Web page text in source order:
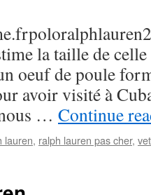
la taille de
oeuf de poule
avoir visité à
… Continue
lauren, ralph lauren pas cher,